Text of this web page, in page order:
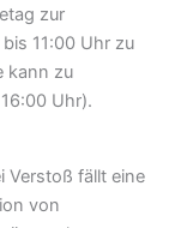
zur
11:00 Uhr zu
kann zu
Uhr).
Verstoß fällt eine
von